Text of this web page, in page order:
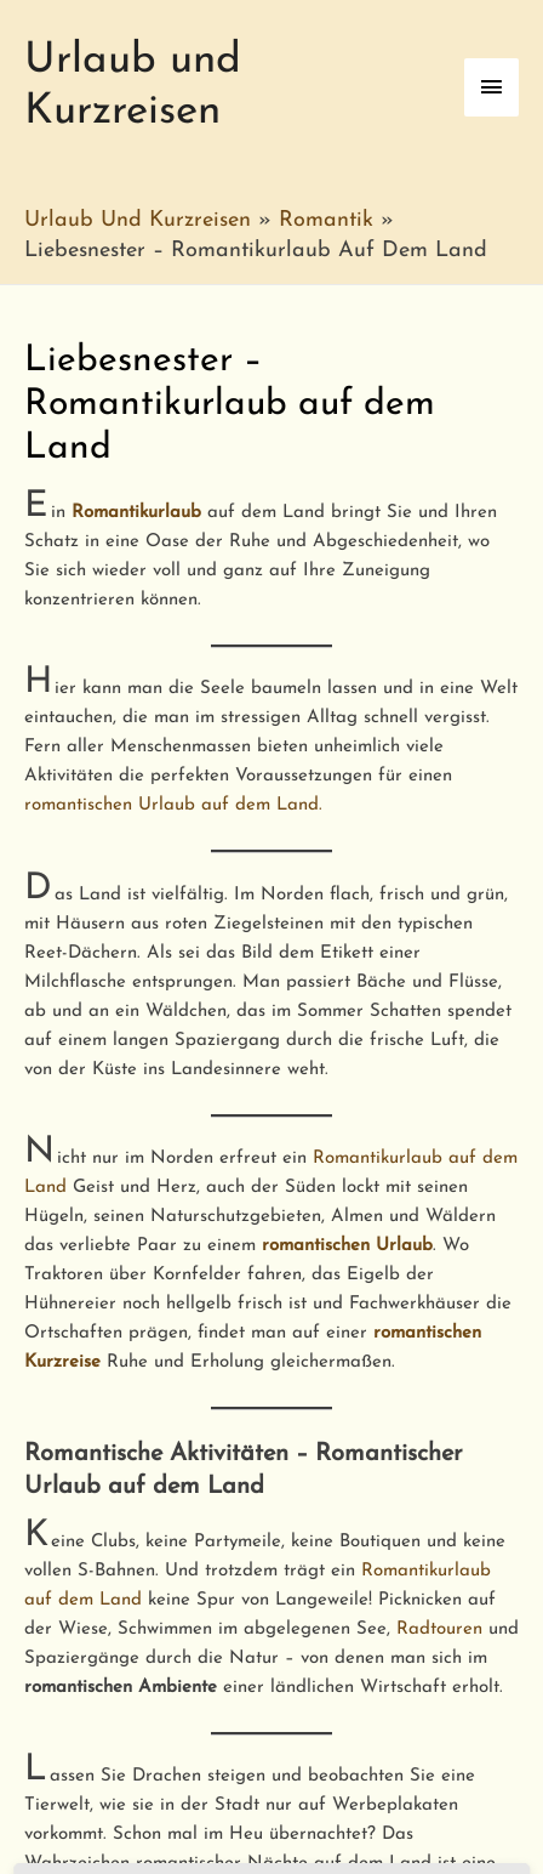
Urlaub und
Kurzreisen
Urlaub Und Kurzreisen » Romantik »
Liebesnester – Romantikurlaub Auf Dem Land
Liebesnester –
Romantikurlaub auf dem
Land
E in Romantikurlaubauf dem Land bringt Sie und Ihren
Schatz in eine Oase der Ruhe und Abgeschiedenheit, wo
Sie sich wieder voll und ganz auf Ihre Zuneigung
konzentrieren können.
H ier kann man die Seele baumeln lassen und in eine Welt
eintauchen, die man im stressigen Alltag schnell vergisst.
Fern aller Menschenmassen bieten unheimlich viele
Aktivitäten die perfekten Voraussetzungen für einen
romantischen Urlaub auf dem Land.
D as Land ist vielfältig. Im Norden flach, frisch und grün,
mit Häusern aus roten Ziegelsteinen mit den typischen
Reet-Dächern. Als sei das Bild dem Etikett einer
Milchflasche entsprungen. Man passiert Bäche und Flüsse,
ab und an ein Wäldchen, das im Sommer Schatten spendet
auf einem langen Spaziergang durch die frische Luft, die
von der Küste ins Landesinnere weht.
N icht nur im Norden erfreut ein Romantikurlaub auf dem
Land Geist und Herz, auch der Süden lockt mit seinen
Hügeln, seinen Naturschutzgebieten, Almen und Wäldern
das verliebte Paar zu einem romantischen Urlaub. Wo
Traktoren über Kornfelder fahren, das Eigelb der
Hühnereier noch hellgelb frisch ist und Fachwerkhäuser die
Ortschaften prägen, findet man auf einer romantischen
Kurzreise Ruhe und Erholung gleichermaßen.
Romantische Aktivitäten – Romantischer
Urlaub auf dem Land
Keine Clubs, keine Partymeile, keine Boutiquen und keine
vollen S-Bahnen. Und trotzdem trägt ein Romantikurlaub
auf dem Land keine Spur von Langeweile! Picknicken auf
der Wiese, Schwimmen im abgelegenen See, Radtouren und
Spaziergänge durch die Natur – von denen man sich im
romantischen Ambiente einer ländlichen Wirtschaft erholt.
L assen Sie Drachen steigen und beobachten Sie eine
Tierwelt, wie sie in der Stadt nur auf Werbeplakaten
vorkommt. Schon mal im Heu übernachtet? Das
Wahrzeichen romantischer Nächte auf dem Land ist eine